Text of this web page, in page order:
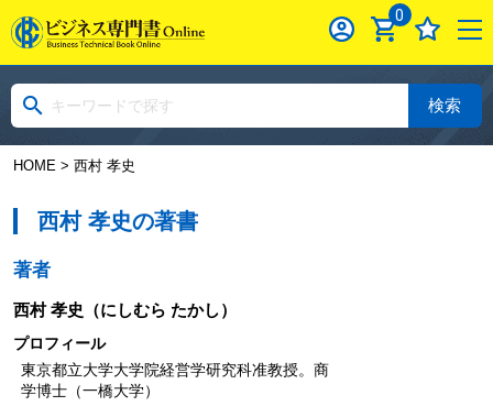
0
検索
HOME> 西村 孝史
西村 孝史の著書
著者
西村 孝史 （にしむら たかし）
プロフィール
東京都立大学大学院経営学研究科准教授。商
学博士（一橋大学）